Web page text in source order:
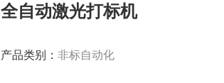
全自动激光打标机
产品类别： 非标自动化